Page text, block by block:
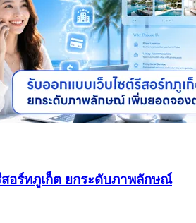
อร์ทภูเก็ต ยกระดับภาพลักษณ์